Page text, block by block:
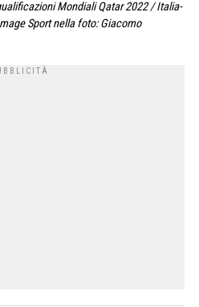
Mondiali Qatar 2022 / Italia-
Sport nella foto: Giacomo